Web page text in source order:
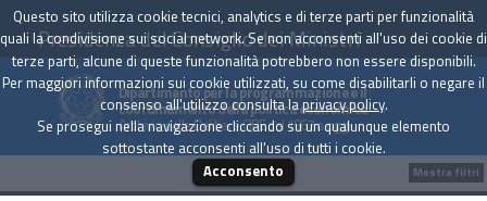
Presidenza del Consiglio dei Ministri
Dipartimento per la programmazione e il
coordinamento della politica economica
Archivio delle Delibere CIPE dal 1967 a oggi
Mostra filtri
Questo sito utilizza cookie tecnici, analytics e di terze parti per funzionalità
quali la condivisione sui social network. Se non acconsenti all'uso dei cookie di
terze parti, alcune di queste funzionalità potrebbero non essere disponibili.
Per maggiori informazioni sui cookie utilizzati, su come disabilitarli o negare il
consenso all'utilizzo consulta laprivacy policy.
Se prosegui nella navigazione cliccando su un qualunque elemento
sottostante acconsenti all'uso di tutti i cookie.
Acconsento